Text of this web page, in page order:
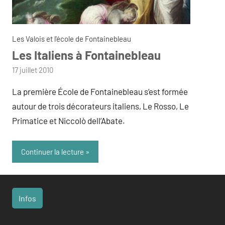
Les Valois et l'école de Fontainebleau
Les Italiens à Fontainebleau
par
17 juillet 2010
La première École de Fontainebleau s’est formée
autour de trois décorateurs italiens, Le Rosso, Le
Primatice et Niccolò dell’Abate.
Continuer la lecture
Infos